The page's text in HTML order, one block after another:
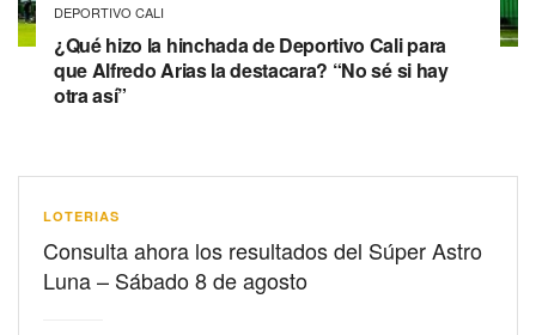
DEPORTIVO CALI
¿Qué hizo la hinchada de Deportivo Cali para
que Alfredo Arias la destacara? “No sé si hay
otra así”
LOTERIAS
Consulta ahora los resultados del Súper Astro
Luna – Sábado 8 de agosto